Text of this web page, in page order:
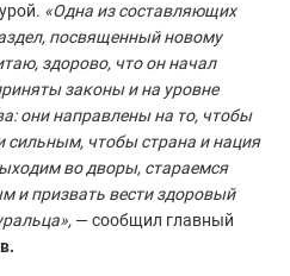
«Одна из составляющих
посвященный новому
здорово, что он начал
законы и на уровне
они направлены на то, чтобы
сильным, чтобы страна и нация
во дворы, стараемся
и призвать вести здоровый
— сообщил главный